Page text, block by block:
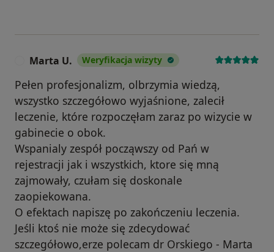
Marta U. Weryfikacja wizyty
Pełen profesjonalizm, olbrzymia wiedzą,
wszystko szczegółowo wyjaśnione, zalecił
leczenie, które rozpoczęłam zaraz po wizycie w
gabinecie o obok.
Wspanialy zespół począwszy od Pań w
rejestracji jak i wszystkich, ktore się mną
zajmowały, czułam się doskonale
zaopiekowana.
O efektach napiszę po zakończeniu leczenia.
Jeśli ktoś nie może się zdecydować
szczegółowo,erze polecam dr Orskiego - Marta